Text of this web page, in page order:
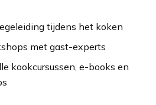
tijdens het koken
met gast-experts
kookcursussen, e-books en